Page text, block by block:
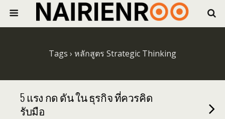
Tags › หลักสูตร Strategic Thinking
5 แรง กด ดัน ใน ธุรกิจ ที่ควรคิด
รับมือ